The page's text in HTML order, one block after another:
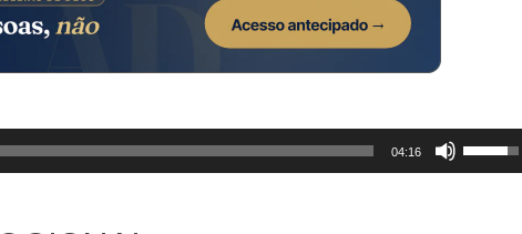
04:16
Use
as